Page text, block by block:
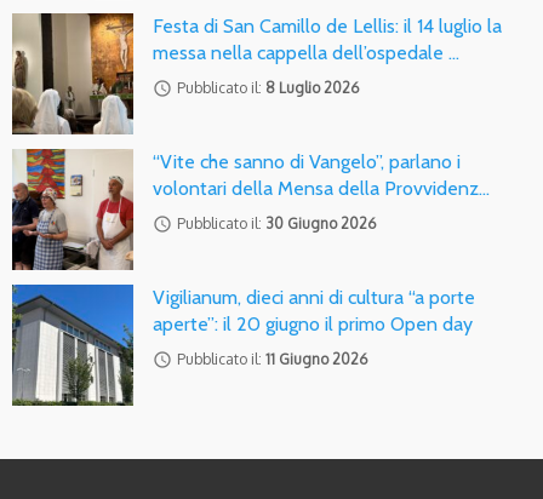
Festa di San Camillo de Lellis: il 14 luglio la
messa nella cappella dell’ospedale …
access_time Pubblicato il: 8 Luglio 2026
“Vite che sanno di Vangelo”, parlano i
volontari della Mensa della Provvidenz…
access_time Pubblicato il: 30 Giugno 2026
Vigilianum, dieci anni di cultura “a porte
aperte”: il 20 giugno il primo Open day
access_time Pubblicato il: 11 Giugno 2026